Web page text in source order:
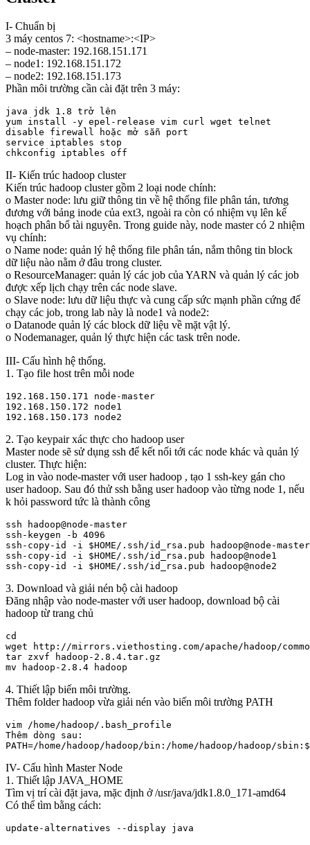
I- Chuẩn bị
3 máy centos 7: <hostname>:<IP>
– node-master: 192.168.151.171
– node1: 192.168.151.172
– node2: 192.168.151.173
Phần môi trường cần cài đặt trên 3 máy:
java jdk 1.8 trở lên
yum install -y epel-release vim curl wget telnet
disable firewall hoặc mở sẵn port
service iptables stop
II- Kiến trúc hadoop cluster
Kiến trúc hadoop cluster gồm 2 loại node chính:
o Master node: lưu giữ thông tin về hệ thống file phân tán, tương
đương với bảng inode của ext3, ngoài ra còn có nhiệm vụ lên kế
hoạch phân bổ tài nguyên. Trong guide này, node master có 2 nhiệm
vụ chính:
o Name node: quản lý hệ thống file phân tán, nắm thông tin block
dữ liệu nào nằm ở đâu trong cluster.
o ResourceManager: quản lý các job của YARN và quản lý các job
được xếp lịch chạy trên các node slave.
o Slave node: lưu dữ liệu thực và cung cấp sức mạnh phần cứng để
chạy các job, trong lab này là node1 và node2:
o Datanode quản lý các block dữ liệu về mặt vật lý.
o Nodemanager, quản lý thực hiện các task trên node.
III- Cấu hình hệ thống.
1. Tạo file host trên mỗi node
192.168.150.171 node-master
192.168.150.172 node1
2. Tạo keypair xác thực cho hadoop user
Master node sẽ sử dụng ssh để kết nối tới các node khác và quản lý
cluster. Thực hiện:
Log in vào node-master với user hadoop , tạo 1 ssh-key gán cho
user hadoop. Sau đó thử ssh bằng user hadoop vào từng node 1, nếu
k hỏi password tức là thành công
ssh hadoop@node-master
ssh-keygen -b 4096
ssh-copy-id -i $HOME/.ssh/id_rsa.pub hadoop@node-master
ssh-copy-id -i $HOME/.ssh/id_rsa.pub hadoop@node1
3. Download và giải nén bộ cài hadoop
Đăng nhập vào node-master với user hadoop, download bộ cài
hadoop từ trang chủ
cd
wget http://mirrors.viethosting.com/apache/hadoop/
tar zxvf hadoop-2.8.4.tar.gz
4. Thiết lập biến môi trường.
Thêm folder hadoop vừa giải nén vào biến môi trường PATH
vim /home/hadoop/.bash_profile
Thêm dòng sau:
IV- Cấu hình Master Node
1. Thiết lập JAVA_HOME
Tìm vị trí cài đặt java, mặc định ở /usr/java/jdk1.8.0_171-amd64
Có thể tìm bằng cách:
update-alternatives --display java